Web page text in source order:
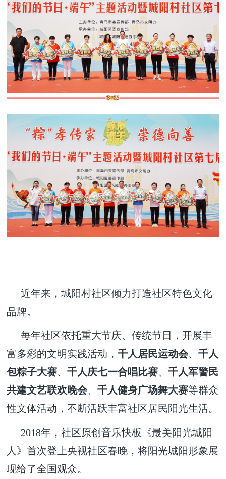
近年来，城阳村社区倾力打造社区特色文化
品牌。
每年社区依托重大节庆、传统节日，开展丰
富多彩的文明实践活动，千人居民运动会、千人
包粽子大赛、千人庆七一合唱比赛、千人军警民
共建文艺联欢晚会、千人健身广场舞大赛等群众
性文体活动，不断活跃丰富社区居民阳光生活。
2018年，社区原创音乐快板《最美阳光城阳
人》首次登上央视社区春晚，将阳光城阳形象展
现给了全国观众。